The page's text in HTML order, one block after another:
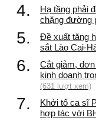
4.
Hạ tầng phải
chặng đường
5.
Đề xuất tăng
sắt Lào Cai-
6.
Cắt giảm,
kinh doanh
(631 lượt xem)
7.
Khởi tố ca sĩ
hợp tác với